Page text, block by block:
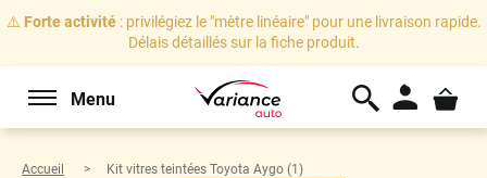
⚠️ Forte activité: privilégiez le "mètre linéaire" pour une livraison rapide.
Délais détaillés sur la fiche produit.
Menu
Accueil Kit vitres teintées Toyota Aygo (1)